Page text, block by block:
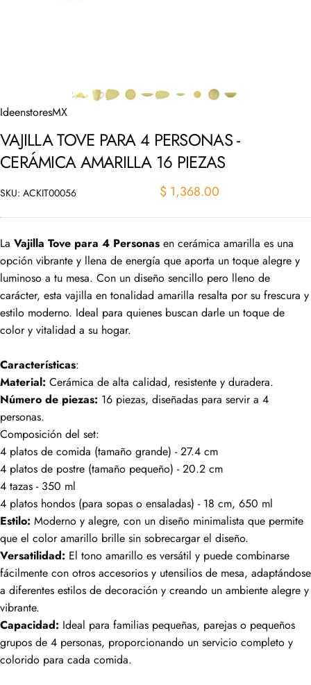
IdeenstoresMX
VAJILLATOVE PARA4 PERSONAS-
CERÁMICAAMARILLA 16 PIEZAS
SKU: ACKIT00056 $ 1,368.00
La Vajilla Tove para 4 Personas en cerámica amarilla es una
opción vibrante y llena de energía que aporta un toque alegre y
luminoso a tu mesa. Con un diseño sencillo pero lleno de
carácter, esta vajilla en tonalidad amarilla resalta por su frescura y
estilo moderno. Ideal para quienes buscan darle un toque de
color y vitalidad a su hogar.
Características:
Material: Cerámica de alta calidad, resistente y duradera.
Número de piezas: 16 piezas, diseñadas para servir a 4
personas.
Composición del set:
4 platos de comida (tamaño grande) - 27.4 cm
4 platos de postre (tamaño pequeño) - 20.2 cm
4 tazas - 350 ml
4 platos hondos (para sopas o ensaladas) - 18 cm, 650 ml
Estilo: Moderno y alegre, con un diseño minimalista que permite
que el color amarillo brille sin sobrecargar el diseño.
Versatilidad: El tono amarillo es versátil y puede combinarse
fácilmente con otros accesorios y utensilios de mesa, adaptándose
a diferentes estilos de decoración y creando un ambiente alegre y
vibrante.
Capacidad: Ideal para familias pequeñas, parejas o pequeños
grupos de 4 personas, proporcionando un servicio completo y
colorido para cada comida.